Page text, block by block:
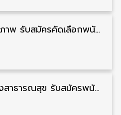
กรมสนับสนุนบริการสุขภาพ รับสมัครคัดเลือกพนักงานราชการ วุฒิ ปวส./ป.ตรี 13 อัตรา รับสมัคร 11 – 20 สิงหาคม
สำนักงานปลัดกระทรวงสาธารณสุข รับสมัครพนักงานราชการรูปแบบพิเศษ วุฒิ ปวส./ป.ตรี 102 อัตรา รับสมัคร 17 – 28 สิงหาคม